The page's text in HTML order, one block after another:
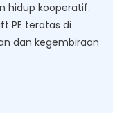
hidup kooperatif.
PE teratas di
dan kegembiraan